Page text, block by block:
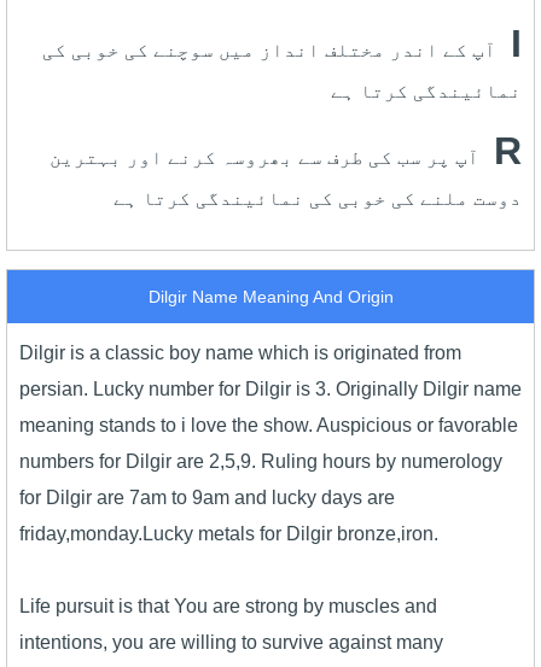
I
آپ کے اندر مختلف انداز میں سوچنے کی خوبی کی
نمائیندگی کرتا ہے
R
آپ پر سب کی طرف سے بھروسہ کرنے اور بہترین
دوست ملنے کی خوبی کی نمائیندگی کرتا ہے
Dilgir Name Meaning And Origin
Dilgir is a classic boy name which is originated from
persian. Lucky number for Dilgir is 3. Originally Dilgir name
meaning stands to i love the show. Auspicious or favorable
numbers for Dilgir are 2,5,9. Ruling hours by numerology
for Dilgir are 7am to 9am and lucky days are
friday,monday.Lucky metals for Dilgir bronze,iron.
Life pursuit is that You are strong by muscles and
intentions, you are willing to survive against many